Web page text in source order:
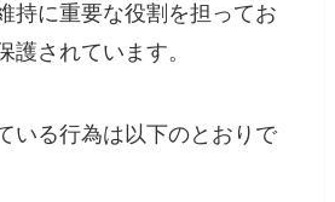
持に重要な役割を担ってお
護されています。
いる行為は以下のとおりで